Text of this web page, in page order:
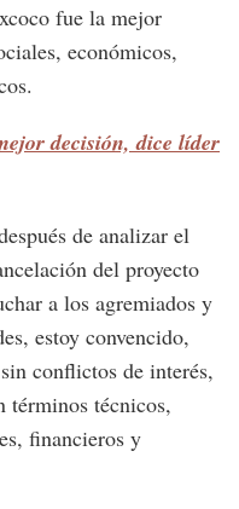
fue la mejor
económicos,
decisión, dice líder
de analizar el
del proyecto
a los agremiados y
estoy convencido,
conflictos de interés,
términos técnicos,
financieros y